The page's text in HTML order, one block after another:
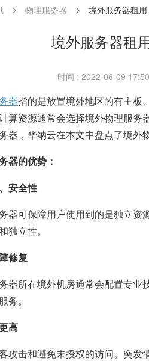
物理服务器 境外服务器租
境外服务器租
时间 : 2022-06-09
器指的是放置境外地区的有主板
算资源通常会选择境外物理服
器，华纳云在本文中盘点了境外
器的优势：
安全性
器可保障用户使用到的是独立
独立性。
修复
器所在境外机房通常会配置专
务。
高
攻击和避免未授权的访问。突发